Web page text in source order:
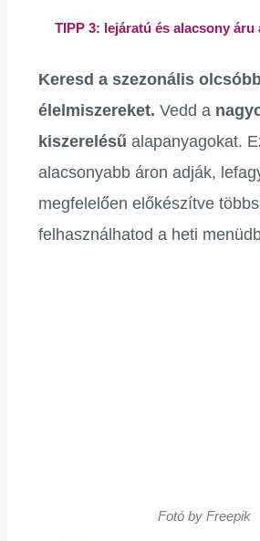
TIPP 3: lejáratú és alacsony áru
Keresd a szezonális
élelmiszereket. Vedd a
kiszerelésű alapanyagokat.
alacsonyabb áron adják,
megfelelően előkészítve
felhasználhatod a heti
Fotó by Freepik